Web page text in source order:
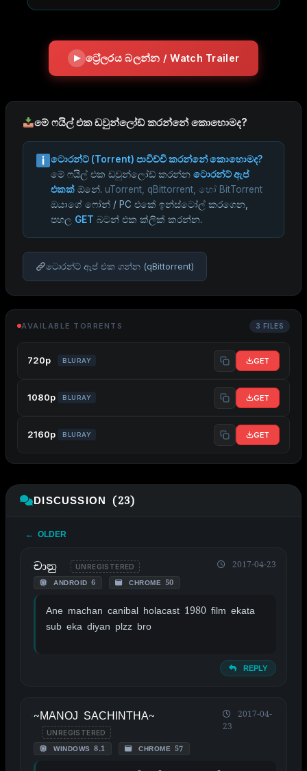
ට්‍රේලරය බලන්න / Watch Trailer
මේ ෆයිල් එක ඩවුන්ලෝඩ් කරන්නේ කොහොමද?
ටොරන්ට් (Torrent) පාවිච්චි කරන්නේ කොහොමද?
මේ ෆයිල් එක ඩවුන්ලෝඩ් කරන්නටොරන්ට් ඇප්
එකක් ඕනේ. uTorrent, qBittorrent, හෝ BitTorrent
ඔයාගේ ෆෝන් / PC එකේ ඉන්ස්ටෝල් කරගෙන,
පහල GET බටන් එක ක්ලික් කරන්න.
ටොරන්ට් ඇප් එක ගන්න (qBittorrent)
AVAILABLE TORRENTS 3 FILES
720p BLURAY GET
1080p BLURAY GET
2160p BLURAY GET
DISCUSSION (23)
← OLDER
චානු UNREGISTERED
ANDROID 6 CHROME 50
2017-04-23
Ane machan canibal holacast 1980 film ekata
sub eka diyan plzz bro
REPLY
~MANOJ SACHINTHA~
UNREGISTERED
WINDOWS 8.1 CHROME 57
2017-04-
23